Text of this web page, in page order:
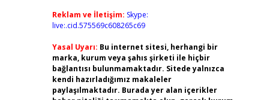
Reklam ve İletişim: Skype:
live:.cid.575569c608265c69
Yasal Uyarı: Bu internet sitesi, herhangi bir
marka, kurum veya şahıs şirketi ile hiçbir
bağlantısı bulunmamaktadır. Sitede yalnızca
kendi hazırladığımız makaleler
paylaşılmaktadır. Burada yer alan içerikler